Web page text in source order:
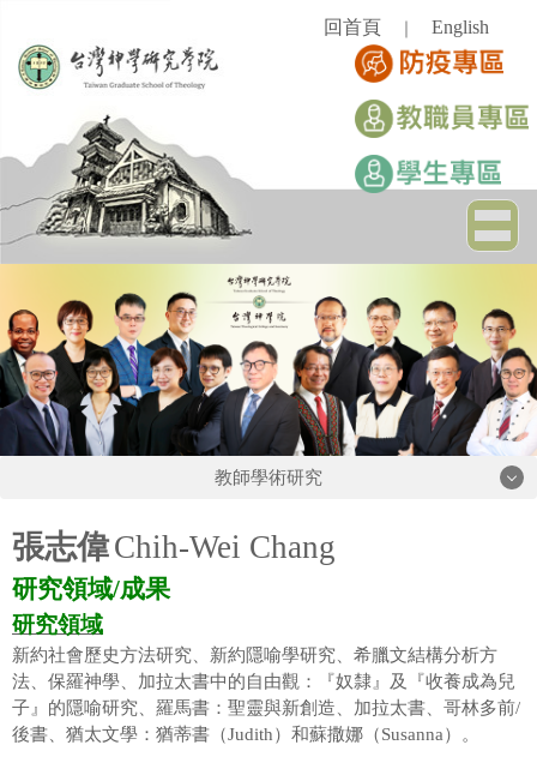
主
區
回首頁 English
教師學術研究
教師學術研究
曾宗盛老師
徐萬麟老師
張志偉Chih-Wei Chang
研究領域/成果
研究領域
新約社會歷史方法研究、新約隱喻學研究、希臘文結構分析方
法、保羅神學、加拉太書中的自由觀：『奴隸』及『收養成為兒
子』的隱喻研究、羅馬書：聖靈與新創造、加拉太書、哥林多前/
後書、猶太文學：猶蒂書（Judith）和蘇撒娜（Susanna）。